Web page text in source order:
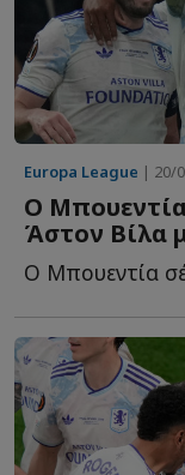
Europa League | 20/
Ο Μπουεντία
Άστον Βίλα
Ο Μπουεντία